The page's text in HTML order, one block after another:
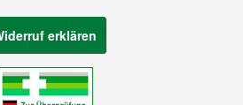
erklären